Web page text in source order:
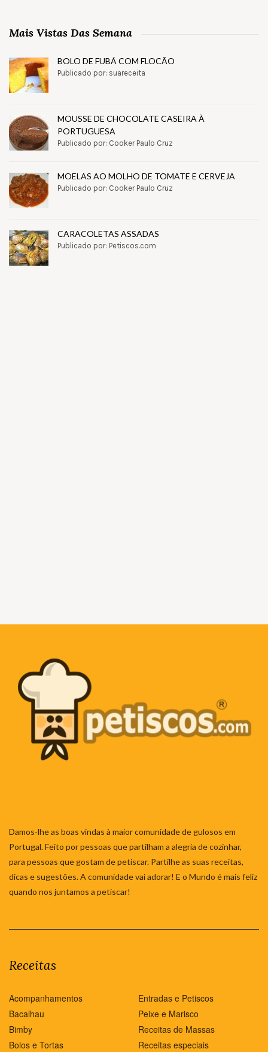
Mais Vistas Das Semana
BOLO DE FUBÁ COM FLOCÃO
Publicado por: suareceita
MOUSSE DE CHOCOLATE CASEIRA À
PORTUGUESA
Publicado por: Cooker Paulo Cruz
MOELAS AO MOLHO DE TOMATE E CERVEJA
Publicado por: Cooker Paulo Cruz
CARACOLETAS ASSADAS
Publicado por: Petiscos.com
Damos-lhe as boas vindas à maior comunidade de gulosos em
Portugal. Feito por pessoas que partilham a alegria de cozinhar,
para pessoas que gostam de petiscar. Partilhe as suas receitas,
dicas e sugestões. A comunidade vai adorar! E o Mundo é mais feliz
quando nos juntamos a petiscar!
Receitas
Acompanhamentos
Bacalhau
Bimby
Bolos e Tortas
Entradas e Petiscos
Peixe e Marisco
Receitas de Massas
Receitas especiais